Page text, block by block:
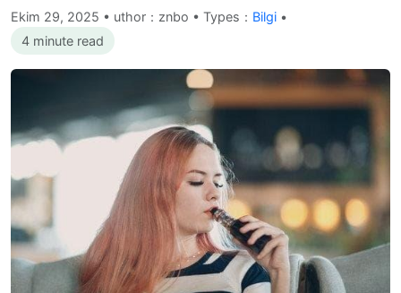
Ekim 29, 2025 • uthor：znbo • Types： Bilgi •
4 minute read